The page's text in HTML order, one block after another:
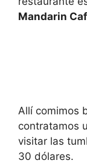
Mandarin
Allí comimos
contratamos
visitar las
30 dólares.